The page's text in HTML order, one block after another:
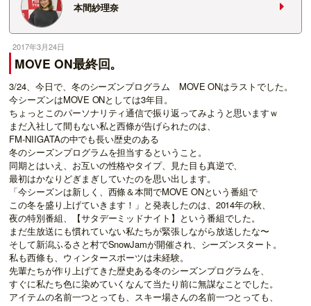
本間紗理奈
2017年3月24日
MOVE ON最終回。
3/24、今日で、冬のシーズンプログラム MOVE ONはラストでした。
今シーズンはMOVE ONとしては3年目。
ちょっとこのパーソナリティ通信で振り返ってみようと思いますｗ
まだ入社して間もない私と西條が告げられたのは、
FM-NIIGATAの中でも長い歴史のある
冬のシーズンプログラムを担当するということ。
同期とはいえ、お互いの性格やタイプ、見た目も真逆で、
最初はかなりどぎまぎしていたのを思い出します。
「今シーズンは新しく、西條＆本間でMOVE ONという番組で
この冬を盛り上げていきます！」と発表したのは、2014年の秋、
夜の特別番組、【サタデーミッドナイト】という番組でした。
まだ生放送にも慣れていない私たちが緊張しながら放送したな〜
そして新潟ふるさと村でSnowJamが開催され、シーズンスタート。
私も西條も、ウィンタースポーツは未経験。
先輩たちが作り上げてきた歴史ある冬のシーズンプログラムを、
すぐに私たち色に染めていくなんて当たり前に無謀なことでした。
アイテムの名前一つとっても、スキー場さんの名前一つとっても、